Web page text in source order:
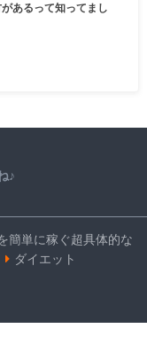
あるって知ってまし
♪
簡単に稼ぐ超具体的な
ダイエット